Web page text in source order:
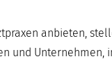
anbieten,
und Unternehmen,